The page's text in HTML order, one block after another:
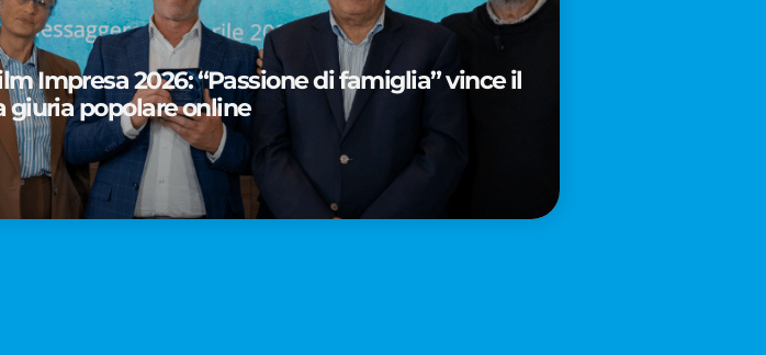
Impresa 2026: “Passione di famiglia” vince il
giuria popolare online